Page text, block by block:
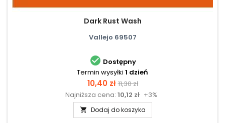
Dark Rust Wash
Vallejo 69507
 Dostępny
Termin wysyłki 1 dzień
Cena
10,40 zł Cena
podstawowa
11,30 zł
Najniższa cena: 10,12 zł +3%
 Dodaj do koszyka